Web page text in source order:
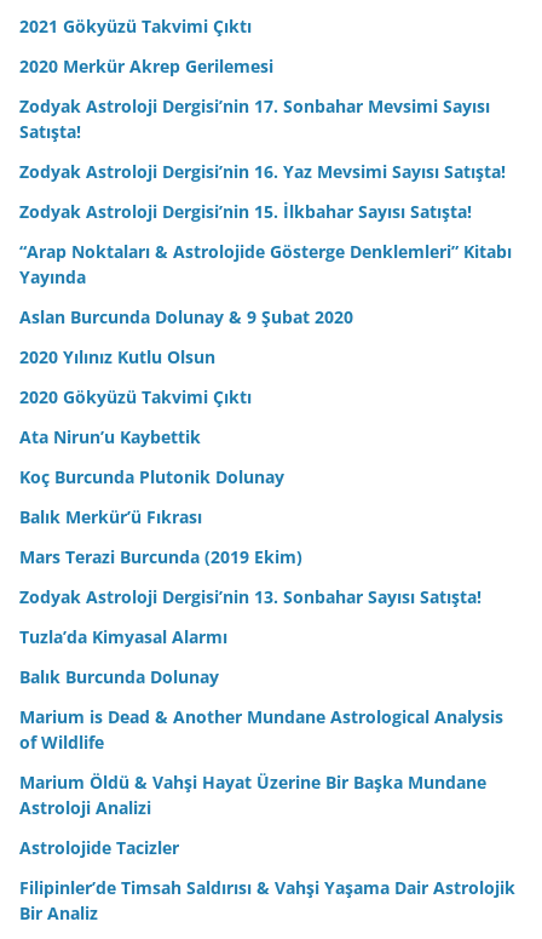
2021 Gökyüzü Takvimi Çıktı
2020 Merkür Akrep Gerilemesi
Zodyak Astroloji Dergisi’nin 17. Sonbahar Mevsimi Sayısı
Satışta!
Zodyak Astroloji Dergisi’nin 16. Yaz Mevsimi Sayısı Satışta!
Zodyak Astroloji Dergisi’nin 15. İlkbahar Sayısı Satışta!
“Arap Noktaları & Astrolojide Gösterge Denklemleri” Kitabı
Yayında
Aslan Burcunda Dolunay & 9 Şubat 2020
2020 Yılınız Kutlu Olsun
2020 Gökyüzü Takvimi Çıktı
Ata Nirun’u Kaybettik
Koç Burcunda Plutonik Dolunay
Balık Merkür’ü Fıkrası
Mars Terazi Burcunda (2019 Ekim)
Zodyak Astroloji Dergisi’nin 13. Sonbahar Sayısı Satışta!
Tuzla’da Kimyasal Alarmı
Balık Burcunda Dolunay
Marium is Dead & Another Mundane Astrological Analysis
of Wildlife
Marium Öldü & Vahşi Hayat Üzerine Bir Başka Mundane
Astroloji Analizi
Astrolojide Tacizler
Filipinler’de Timsah Saldırısı & Vahşi Yaşama Dair Astrolojik
Bir Analiz